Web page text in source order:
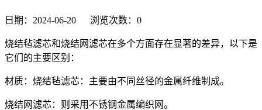
日期：2024-06-20 浏览次数： 0
烧结毡滤芯和烧结网滤芯在多个方面存在显著的差异，以下是
它们的主要区别：
材质：烧结毡滤芯：主要由不同丝径的金属纤维制成。
烧结网滤芯：则采用不锈钢金属编织网。